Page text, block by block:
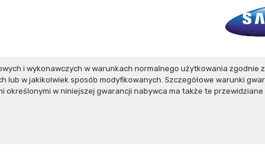
i wykonawczych w warunkach normalnego użytkowania zgodnie
w jakikolwiek sposób modyfikowanych. Szczegółowe warunki
określonymi w niniejszej gwarancji nabywca ma także te